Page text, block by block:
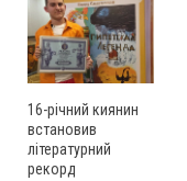
16-річний киянин
встановив
літературний
рекорд